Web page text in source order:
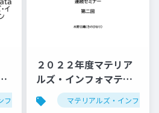
ォマティクス データ解析学
２０２２年度マテリア
ルズ・インフォマティ
クス連続セミナー：回
帰
マテリアルズ・インフォマ